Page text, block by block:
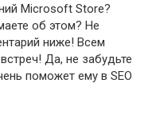
Microsoft Store?
об этом? Не
ниже! Всем
Да, не забудьте
поможет ему в SEO